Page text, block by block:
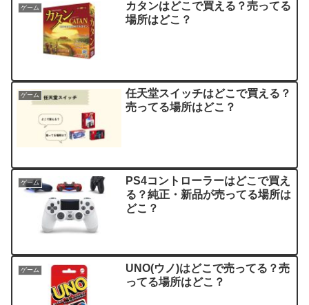
ゲーム
カタンはどこで買える？売ってる
場所はどこ？
ゲーム
任天堂スイッチはどこで買える？
売ってる場所はどこ？
ゲーム
PS4コントローラーはどこで買え
る？純正・新品が売ってる場所は
どこ？
ゲーム
UNO(ウノ)はどこで売ってる？売
ってる場所はどこ？